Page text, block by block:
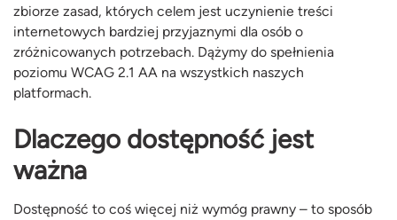
zbiorze zasad, których celem jest uczynienie treści
internetowych bardziej przyjaznymi dla osób o
zróżnicowanych potrzebach. Dążymy do spełnienia
poziomu WCAG 2.1 AA na wszystkich naszych
platformach.
Dlaczego dostępność jest
ważna
Dostępność to coś więcej niż wymóg prawny – to sposób